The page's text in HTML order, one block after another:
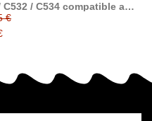
/ C534 compatible a
€